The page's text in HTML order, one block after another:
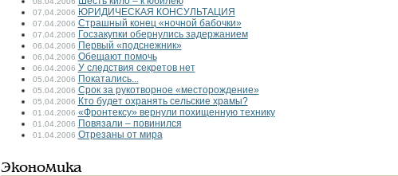
07.04.2006 ЮРИДИЧЕСКАЯ КОНСУЛЬТАЦИЯ
07.04.2006 Страшный конец «ночной бабочки»
07.04.2006 Госзакупки обернулись задержанием
06.04.2006 Первый «подснежник»
06.04.2006 Обещают помочь
06.04.2006 У следствия секретов нет
05.04.2006 Покатались...
05.04.2006 Срок за рукотворное «месторождение»
05.04.2006 Кто будет охранять сельские храмы?
01.04.2006 «Фронтексу» вернули похищенную технику
01.04.2006 Повязали – повинился
01.04.2006 Отрезаны от мира
Экономика